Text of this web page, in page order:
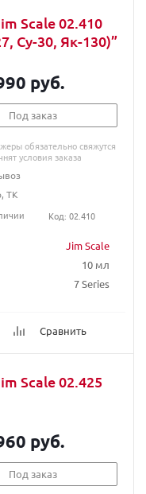
Scale 02.410
Су-30, Як-130)”
Jim Scale
10 мл
7 Series
Сравнить
руб.
Под заказ
обязательно свяжутся
условия заказа
ТК
Код: 02.410
Scale 02.425
руб.
Под заказ